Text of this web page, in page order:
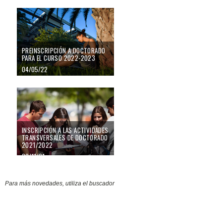
PREINSCRIPCIÓN A DOCTORADO
PARA EL CURSO 2022-2023
04/05/22
Inscripción a las actividades transversales de doctorado 2021/2022
INSCRIPCIÓN A LAS ACTIVIDADES
TRANSVERSALES DE DOCTORADO
2021/2022
30/11/21
Para más novedades, utiliza el buscador